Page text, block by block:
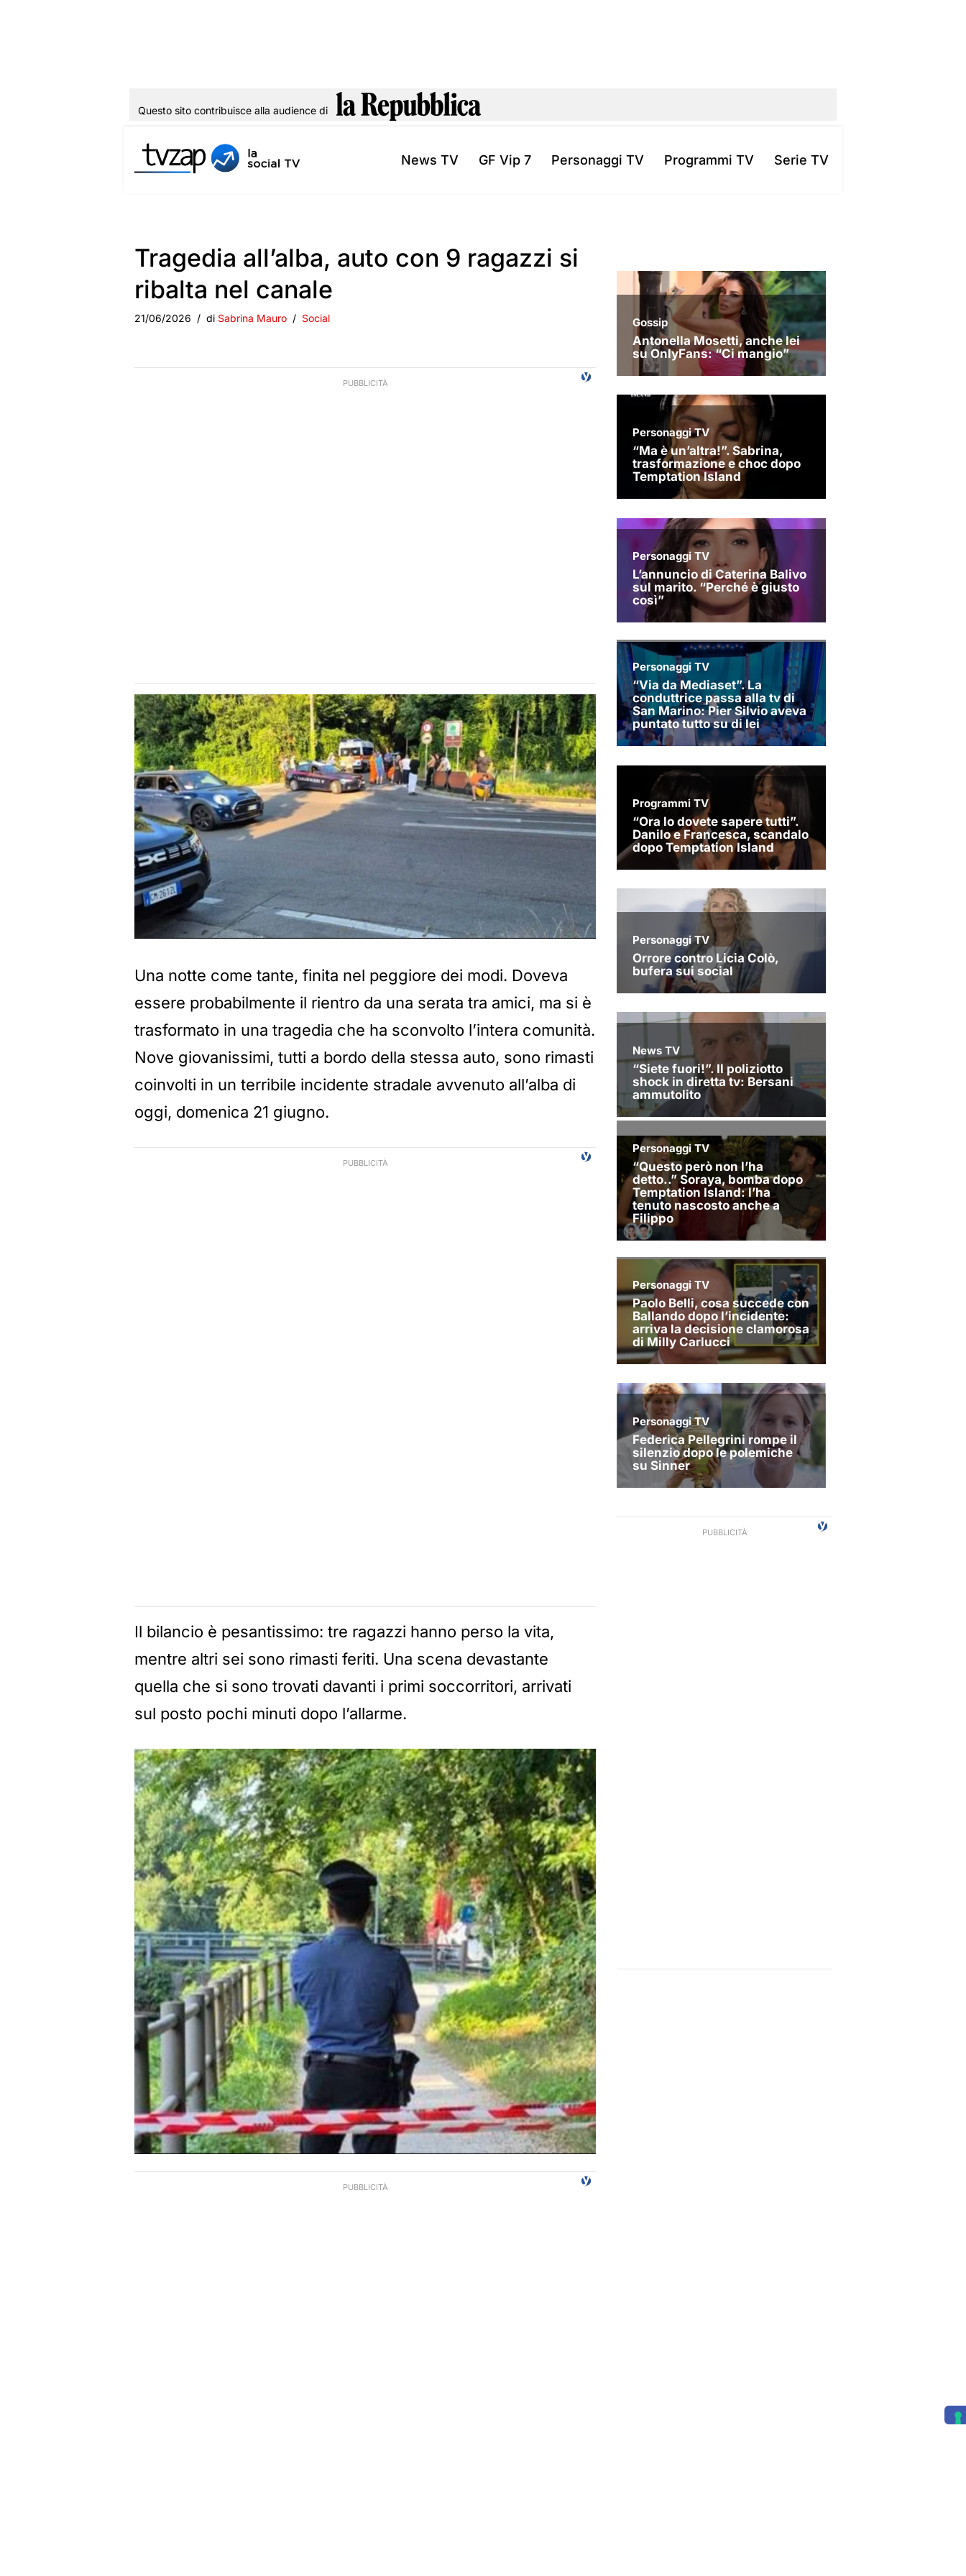
al
Questo sito contribuisce alla audience di
News TV GF Vip 7 Personaggi TV Programmi TV Serie TV
Tragedia all’alba, auto con 9 ragazzi si
ribalta nel canale
21/06/2026 di Sabrina Mauro Social
Una notte come tante, finita nel peggiore dei modi. Doveva
essere probabilmente il rientro da una serata tra amici, ma si è
trasformato in una tragedia che ha sconvolto l’intera comunità.
Nove giovanissimi, tutti a bordo della stessa auto, sono rimasti
coinvolti in un terribile incidente stradale avvenuto all’alba di
oggi, domenica 21 giugno.
Il bilancio è pesantissimo: tre ragazzi hanno perso la vita,
mentre altri sei sono rimasti feriti. Una scena devastante
quella che si sono trovati davanti i primi soccorritori, arrivati
sul posto pochi minuti dopo l’allarme.